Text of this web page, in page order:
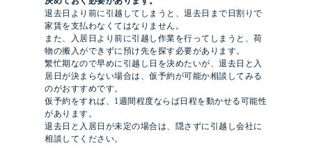
退去日より前に引越してしまうと、退去日まで日割りで
家賃を支払わなくてはなりません。
また、入居日より前に引越し作業を行ってしまうと、荷
物の搬入ができずに預け先を探す必要があります。
繁忙期なので早めに引越し日を決めたいが、退去日と入
居日が決まらない場合は、仮予約が可能か相談してみる
のがおすすめです。
仮予約をすれば、1週間程度ならば日程を動かせる可能性
があります。
退去日と入居日が未定の場合は、隠さずに引越し会社に
相談してください。